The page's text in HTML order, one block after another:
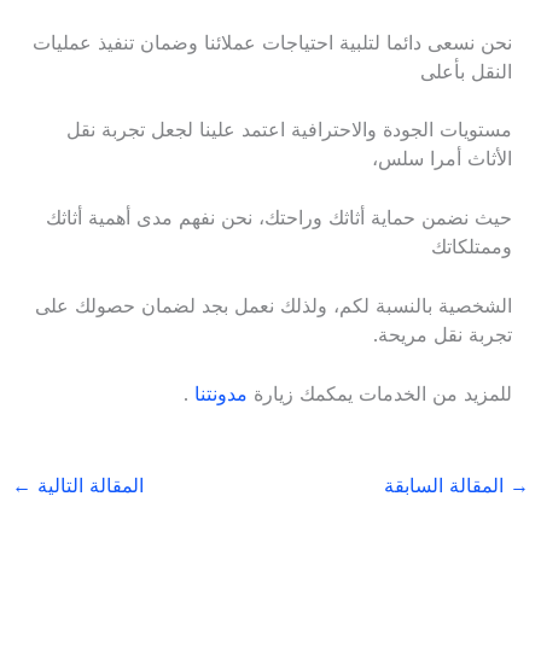
نحن نسعى دائما لتلبية احتياجات عملائنا وضمان تنفيذ عمليات
النقل بأعلى
مستويات الجودة والاحترافية اعتمد علينا لجعل تجربة نقل
الأثاث أمرا سلس،
حيث نضمن حماية أثاثك وراحتك، نحن نفهم مدى أهمية أثاثك
وممتلكاتك
الشخصية بالنسبة لكم، ولذلك نعمل بجد لضمان حصولك على
تجربة نقل مريحة.
للمزيد من الخدمات يمكمك زيارة مدونتنا .
→ المقالة السابقة المقالة التالية ←